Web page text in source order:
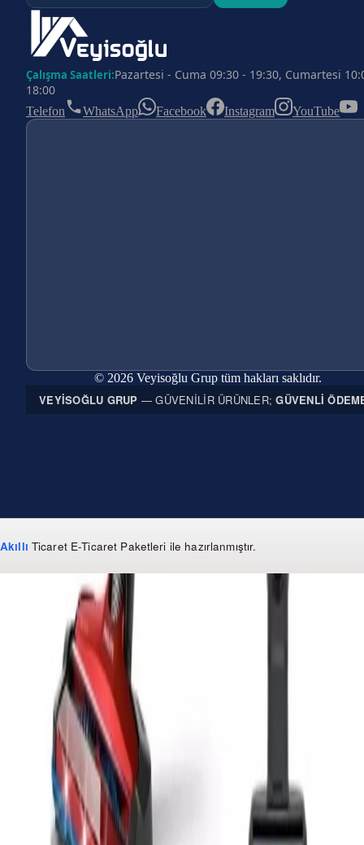
Çalışma Saatleri:Pazartesi - Cuma 09:30 - 19:30, Cumartesi
18:00
Telefon WhatsApp Facebook Instagram YouTube
© 2026 Veyisoğlu Grup tüm hakları saklıdır.
VEYISOĞLU GRUP — GÜVENILIR ÜRÜNLER;GÜVENLI
Akıllı Ticaret E-Ticaret Paketleri ile hazırlanmıştır.
0 850 303 99 73